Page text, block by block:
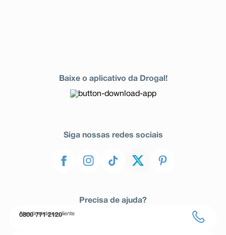
Baixe o aplicativo da Drogal!
Siga nossas redes sociais
Precisa de ajuda?
Atendimento ao cliente
0800 771 2120